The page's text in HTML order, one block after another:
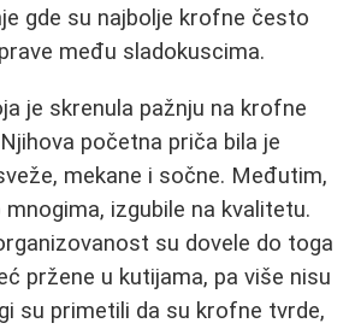
gde su najbolje krofne često
među sladokuscima.
je skrenula pažnju na krofne
početna priča bila je
mekane i sočne. Međutim,
izgubile na kvalitetu.
su dovele do toga
pržene u kutijama, pa više nisu
su primetili da su krofne tvrde,